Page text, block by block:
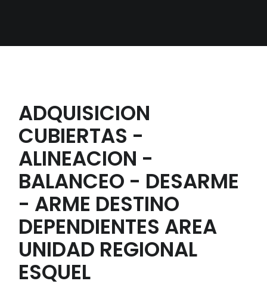
ADQUISICION
CUBIERTAS -
ALINEACION -
BALANCEO - DESARME
- ARME DESTINO
DEPENDIENTES AREA
UNIDAD REGIONAL
ESQUEL